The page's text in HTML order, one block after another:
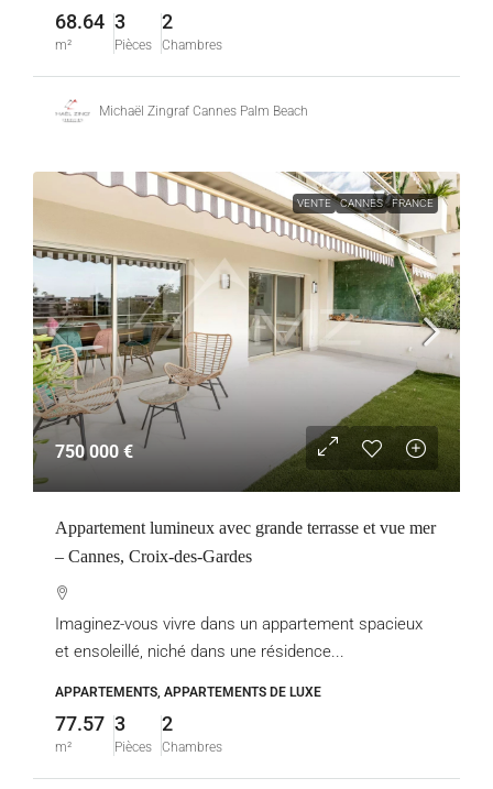
68.64
m²
3
Pièces
2
Chambres
Michaël Zingraf Cannes Palm Beach
VENTE CANNES FRANCE
750 000 €
Appartement lumineux avec grande terrasse et vue mer
– Cannes, Croix-des-Gardes
Imaginez-vous vivre dans un appartement spacieux
et ensoleillé, niché dans une résidence...
APPARTEMENTS, APPARTEMENTS DE LUXE
77.57
m²
3
Pièces
2
Chambres